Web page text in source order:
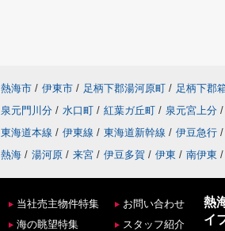
熱海市 / 伊東市 / 足柄下郡湯河原町 / 足柄下郡
泉元門川分 / 水口町 / 紅葉ガ丘町 / 泉元宮上分 /
東海道本線 / 伊東線 / 東海道新幹線 / 伊豆急行 /
熱海 / 湯河原 / 来宮 / 伊豆多賀 / 伊東 / 南伊東 /
当社売主物件特集
海の眺望特集
お問い合わせ
スタッフ紹介
熱
イ